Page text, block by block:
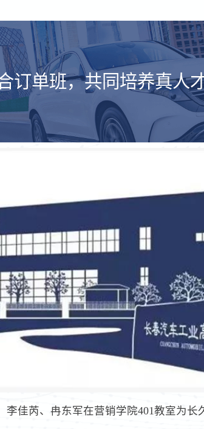
订单班，共同培养真人
李佳芮、冉东军在营销学院401教室为